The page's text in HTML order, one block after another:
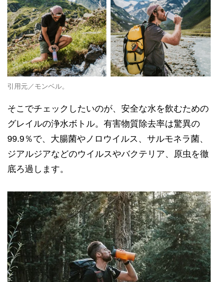
引用元／モンベル。
そこでチェックしたいのが、安全な水を飲むための
グレイルの浄水ボトル。有害物質除去率は驚異の
99.9％で、大腸菌やノロウイルス、サルモネラ菌、
ジアルジアなどのウイルスやバクテリア、原虫を徹
底ろ過します。